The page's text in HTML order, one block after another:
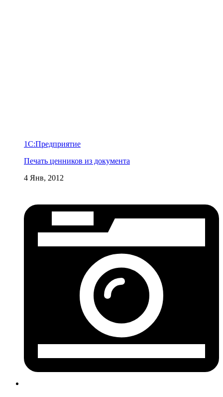
1С:Предприятие
Печать ценников из документа
4 Янв, 2012